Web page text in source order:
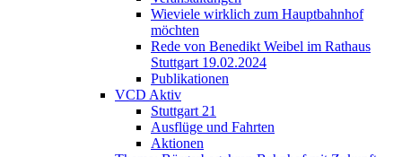
Wieviele wirklich zum Hauptbahnhof
möchten
Rede von Benedikt Weibel im Rathaus
Stuttgart 19.02.2024
Publikationen
VCD Aktiv
Stuttgart 21
Ausflüge und Fahrten
Aktionen